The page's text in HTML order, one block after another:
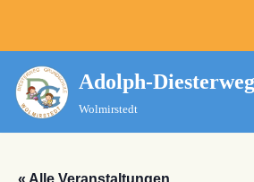
Zum
Inhalt
springen
Adolph-
Wolmirstedt